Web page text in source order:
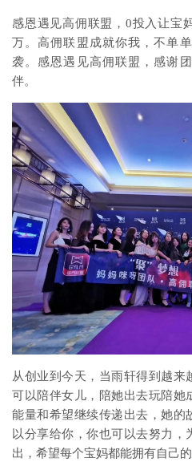
感恩遇见高佣联盟，0投入让宝
万。高佣联盟成就你我，不单
袭。感恩遇见高佣联盟，感谢
伴。
从创业到今天，当雨轩得到越来
可以陪伴女儿，陪她出去玩陪她
能量和希望继续传递出去，她的
以分享给你，你也可以去努力
出，希望每个宝妈都能拥有自己的